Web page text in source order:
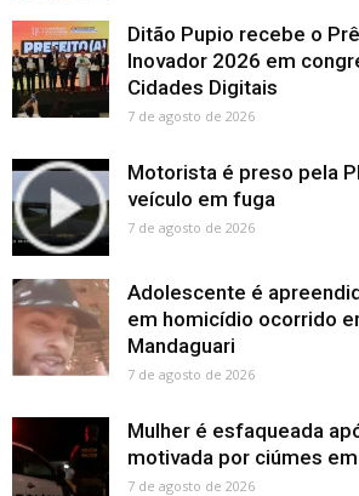
Ditão Pupio recebe o
Inovador 2026 em
Cidades Digitais
7 de agosto de 2026
Motorista é preso pela
veículo em fuga
7 de agosto de 2026
Adolescente é
em homicídio ocorrido
Mandaguari
7 de agosto de 2026
Mulher é esfaqueada
motivada por ciúmes
7 de agosto de 2026